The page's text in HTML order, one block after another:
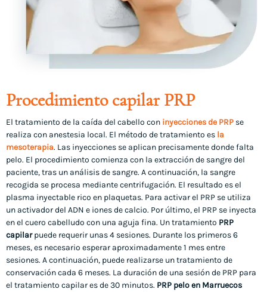
Procedimiento capilar PRP
El tratamiento de la caída del cabello con inyecciones de PRP se
realiza con anestesia local. El método de tratamiento es la
mesoterapia. Las inyecciones se aplican precisamente donde falta
pelo. El procedimiento comienza con la extracción de sangre del
paciente, tras un análisis de sangre. A continuación, la sangre
recogida se procesa mediante centrifugación. El resultado es el
plasma inyectable rico en plaquetas. Para activar el PRP se utiliza
un activador del ADN e iones de calcio. Por último, el PRP se inyecta
en el cuero cabelludo con una aguja fina. Un tratamiento PRP
capilarpuede requerir unas 4 sesiones. Durante los primeros 6
meses, es necesario esperar aproximadamente 1 mes entre
sesiones. A continuación, puede realizarse un tratamiento de
conservación cada 6 meses. La duración de una sesión de PRP para
el tratamiento capilar es de 30 minutos. PRP pelo en Marruecos